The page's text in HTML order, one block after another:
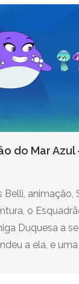
do Mar Azul
Belli, animação,
o
Duquesa a
a ela, e uma